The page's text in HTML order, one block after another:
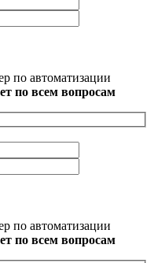
по автоматизации
по всем вопросам
по автоматизации
по всем вопросам